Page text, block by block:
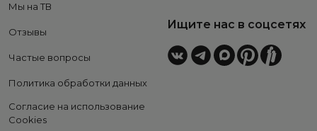
Мы на ТВ
Отзывы
Частые вопросы
Политика обработки данных
Согласие на использование
Cookies
Ищите нас в соцсетях